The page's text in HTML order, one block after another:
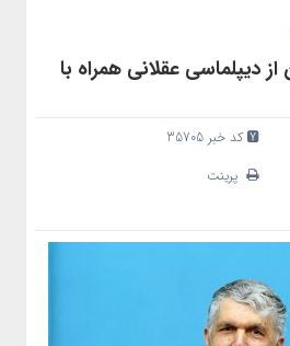
دیپلماسی عقلانی همراه با
کد خبر 35705
پرینت